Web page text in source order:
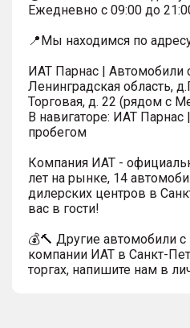
Ежедневно с 09:00 до
📍Мы находимся по
ИАТ Парнас | Автомобили
Ленинградская область,
Торговая, д. 22 (рядом с
В навигаторе: ИАТ
пробегом
Компания ИАТ -
лет на рынке, 14
дилерских центров в
вас в гости!
💰🔨 Другие автомобили
компании ИАТ в Санкт-
торгах, напишите нам в